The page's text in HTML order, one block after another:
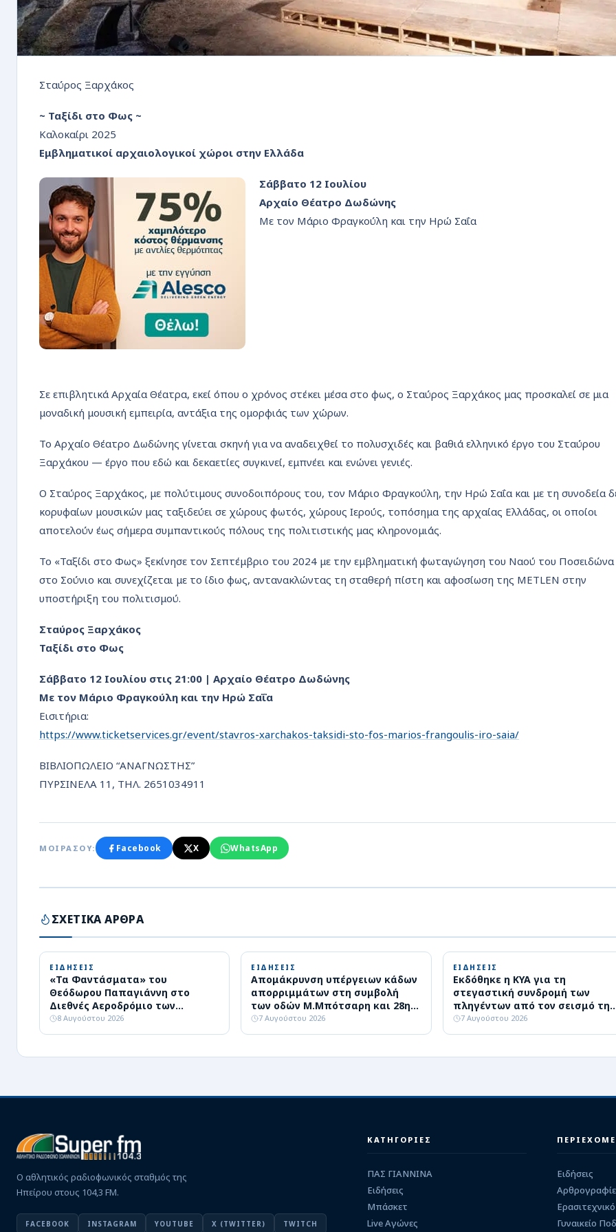
Σταύρος Ξαρχάκος
~ Ταξίδι στο Φως ~
Καλοκαίρι 2025
Εμβληματικοί αρχαιολογικοί χώροι στην Ελλάδα
Σάββατο 12 Ιουλίου
Αρχαίο Θέατρο Δωδώνης
Με τον Μάριο Φραγκούλη και την Ηρώ Σαΐα
Σε επιβλητικά Αρχαία Θέατρα, εκεί όπου ο χρόνος στέκει μέσα στο φως, ο Σταύρος Ξαρχάκος μας προσκαλεί σε μια
μοναδική μουσική εμπειρία, αντάξια της ομορφιάς των χώρων.
Το Αρχαίο Θέατρο Δωδώνης γίνεται σκηνή για να αναδειχθεί το πολυσχιδές και βαθιά ελληνικό έργο του Σταύρου
Ξαρχάκου — έργο που εδώ και δεκαετίες συγκινεί, εμπνέει και ενώνει γενιές.
Ο Σταύρος Ξαρχάκος, με πολύτιμους συνοδοιπόρους του, τον Μάριο Φραγκούλη, την Ηρώ Σαΐα και με τη συνοδεία
κορυφαίων μουσικών μας ταξιδεύει σε χώρους φωτός, χώρους Ιερούς, τοπόσημα της αρχαίας Ελλάδας, οι οποίοι
αποτελούν έως σήμερα συμπαντικούς πόλους της πολιτιστικής μας κληρονομιάς.
Το «Ταξίδι στο Φως» ξεκίνησε τον Σεπτέμβριο του 2024 με την εμβληματική φωταγώγηση του Ναού του Ποσειδώνα
στο Σούνιο και συνεχίζεται με το ίδιο φως, αντανακλώντας τη σταθερή πίστη και αφοσίωση της METLEN στην
υποστήριξη του πολιτισμού.
Σταύρος Ξαρχάκος
Ταξίδι στο Φως
Σάββατο 12 Ιουλίου στις 21:00 | Αρχαίο Θέατρο Δωδώνης
Με τον Μάριο Φραγκούλη και την Ηρώ Σαΐα
Εισιτήρια:
https://www.ticketservices.gr/event/stavros-xarchakos-taksidi-sto-fos-marios-frangoulis-iro-saia/
ΒΙΒΛΙΟΠΩΛΕΙΟ “ΑΝΑΓΝΩΣΤΗΣ”
ΠΥΡΣΙΝΕΛΑ 11, ΤΗΛ. 2651034911
ΜΟΙΡΑΣΟΥ: Facebook X WhatsApp
ΣΧΕΤΙΚΑ ΑΡΘΡΑ
ΕΙΔΗΣΕΙΣ
«Τα Φαντάσματα» του
Θεόδωρου Παπαγιάννη στο
Διεθνές Αεροδρόμιο των
Ιωαννίνων
8 Αυγούστου 2026
ΕΙΔΗΣΕΙΣ
Απομάκρυνση υπέργειων κάδων
απορριμμάτων στη συμβολή
των οδών Μ.Μπότσαρη και 28ης
Οκτωβρίου
7 Αυγούστου 2026
ΕΙΔΗΣΕΙΣ
Εκδόθηκε η ΚΥΑ για τη
στεγαστική συνδρομή των
πληγέντων από τον σεισμό της
8ης Μαρτίου
7 Αυγούστου 2026
Ο αθλητικός ραδιοφωνικός σταθμός της
Ηπείρου στους 104,3 FM.
FACEBOOK INSTAGRAM YOUTUBE X (TWITTER) TWITCH
ΚΑΤΗΓΟΡΙΕΣ
ΠΑΣ ΓΙΑΝΝΙΝΑ
Ειδήσεις
Μπάσκετ
Live Αγώνες
Ειδήσεις
Ερασιτεχνικό
Γυναικείο